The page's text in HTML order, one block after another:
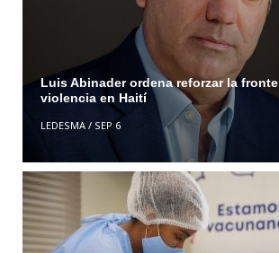
Luis Abinader ordena reforzar la
violencia en Haití
LEDESMA/ SEP 6